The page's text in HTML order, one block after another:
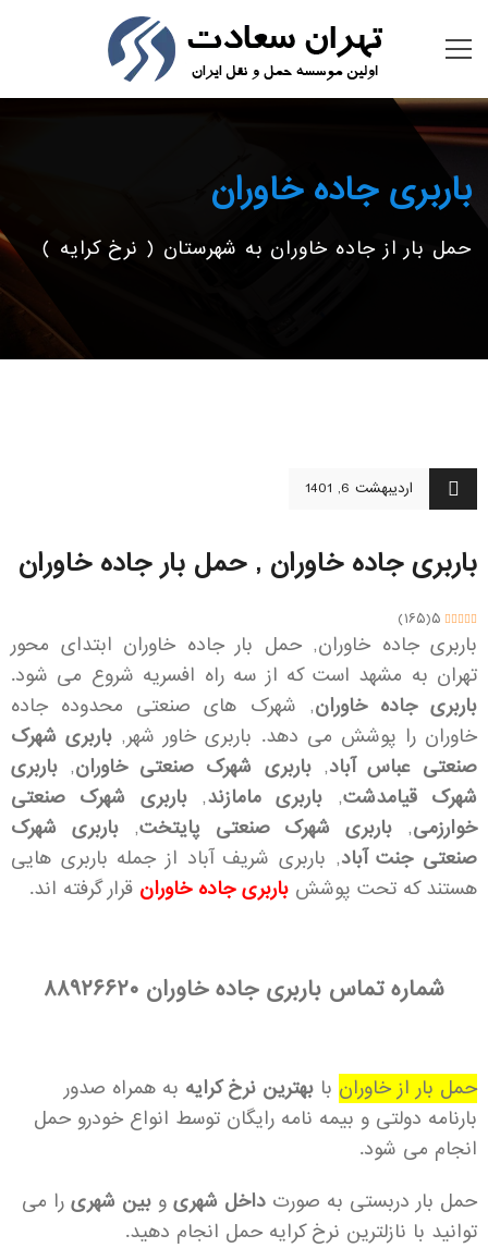
باربری جاده خاوران
حمل بار از جاده خاوران به شهرستان ( نرخ کرایه )
اردیبهشت 6, 1401
باربری جاده خاوران , حمل بار جاده خاوران
۵(۱۶۵)
باربری جاده خاوران, حمل بار جاده خاوران ابتدای محور
تهران به مشهد است که از سه راه افسریه شروع می شود.
باربری جاده خاوران, شهرک های صنعتی محدوده جاده
خاوران را پوشش می دهد. باربری خاور شهر, باربری شهرک
صنعتی عباس آباد,باربری شهرک صنعتی خاوران, باربری
شهرک قیامدشت, باربری مامازند,باربری شهرک صنعتی
خوارزمی, باربری شهرک صنعتی پایتخت, باربری شهرک
صنعتی جنت آباد, باربری شریف آباد از جمله باربری هایی
هستند که تحت پوشش باربری جاده خاوران قرار گرفته اند.
شماره تماس باربری جاده خاوران ۸۸۹۲۶۶۲۰
حمل بار از خاوران با بهترین نرخ کرایه به همراه صدور
بارنامه دولتی و بیمه نامه رایگان توسط انواع خودرو حمل
انجام می شود.
حمل بار دربستی به صورت داخل شهری و بین شهری را می
توانید با نازلترین نرخ کرایه حمل انجام دهید.